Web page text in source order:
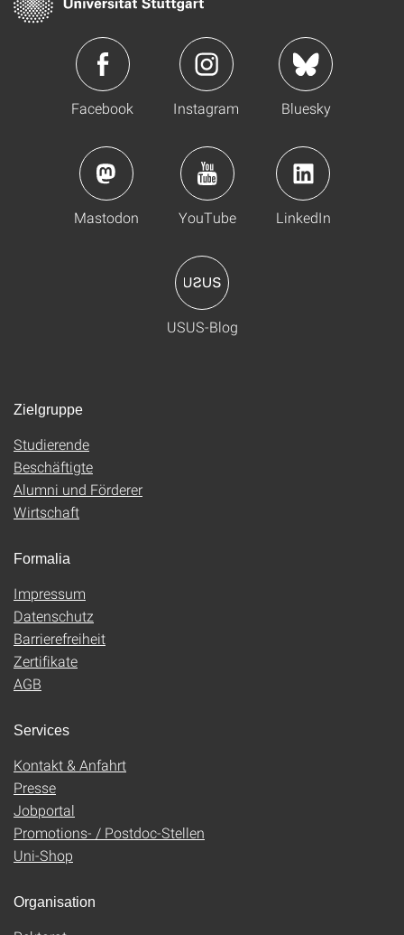
Facebook Instagram Bluesky
Mastodon YouTube LinkedIn
USUS-Blog
Zielgruppe
Studierende
Beschäftigte
Alumni und Förderer
Wirtschaft
Formalia
Impressum
Datenschutz
Barrierefreiheit
Zertifikate
AGB
Services
Kontakt & Anfahrt
Presse
Jobportal
Promotions- / Postdoc-Stellen
Uni-Shop
Organisation